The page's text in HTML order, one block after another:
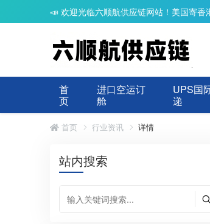
📣 欢迎光临六顺航供应链网站！美国寄
首
页
进口空运订
舱
UPS国
递
首页 行业资讯 详情
站内搜索